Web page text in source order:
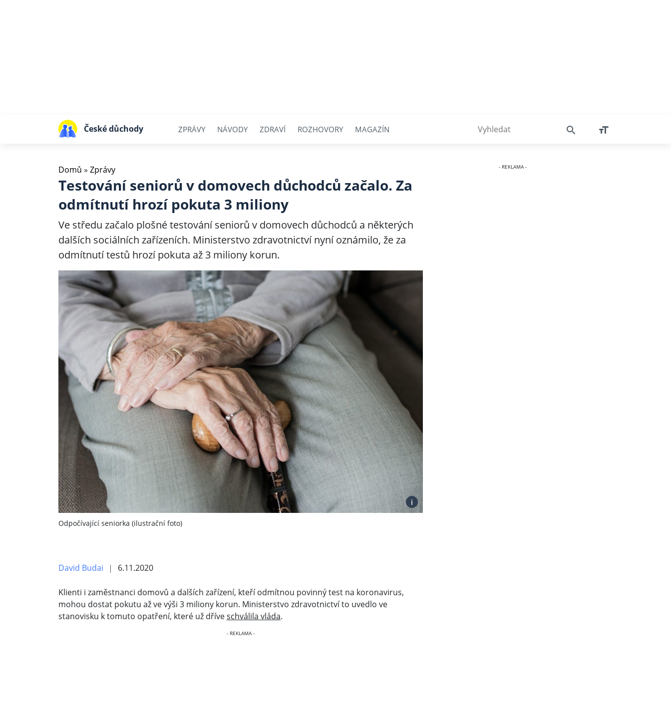
České důchody ZPRÁVY NÁVODY ZDRAVÍ ROZHOVORY MAGAZÍN
Domů » Zprávy
Testování seniorů v domovech důchodců začalo. Za
odmítnutí hrozí pokuta 3 miliony
Ve středu začalo plošné testování seniorů v domovech důchodců a některých
dalších sociálních zařízeních. Ministerstvo zdravotnictví nyní oznámilo, že za
odmítnutí testů hrozí pokuta až 3 miliony korun.
i
Odpočívající seniorka (ilustrační foto)
David Budai 6.11.2020
Klienti i zaměstnanci domovů a dalších zařízení, kteří odmítnou povinný test na koronavirus,
mohou dostat pokutu až ve výši 3 miliony korun. Ministerstvo zdravotnictví to uvedlo ve
stanovisku k tomuto opatření, které už dříveschválila vláda.